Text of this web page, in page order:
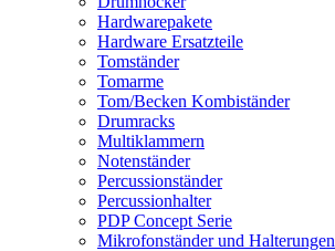
Hardwarepakete
Hardware Ersatzteile
Tomständer
Tomarme
Tom/Becken Kombiständer
Drumracks
Multiklammern
Notenständer
Percussionständer
Percussionhalter
PDP Concept Serie
Mikrofonständer und Halterungen